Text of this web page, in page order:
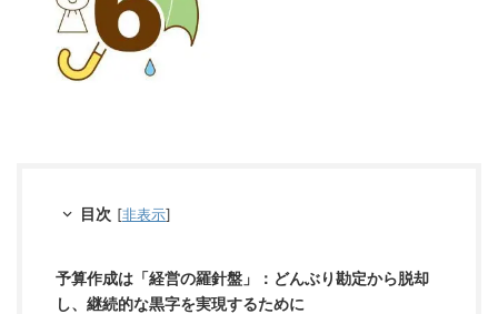
目次 [非表示]
予算作成は「経営の羅針盤」：どんぶり勘定から脱却
し、継続的な黒字を実現するために